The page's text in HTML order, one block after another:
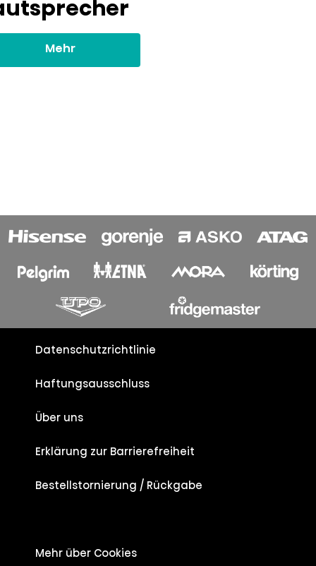
Mehr
Datenschutzrichtlinie
Haftungsausschluss
Über uns
Erklärung zur Barrierefreiheit
Bestellstornierung / Rückgabe
Mehr über Cookies